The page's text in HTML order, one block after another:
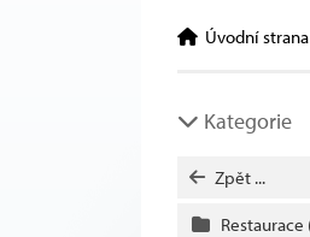
Úvodní strana
Kategorie
Zpět ...
Restaurace